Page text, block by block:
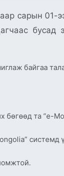
сарын 01-
байгаа
бөгөөд та “e-
системд